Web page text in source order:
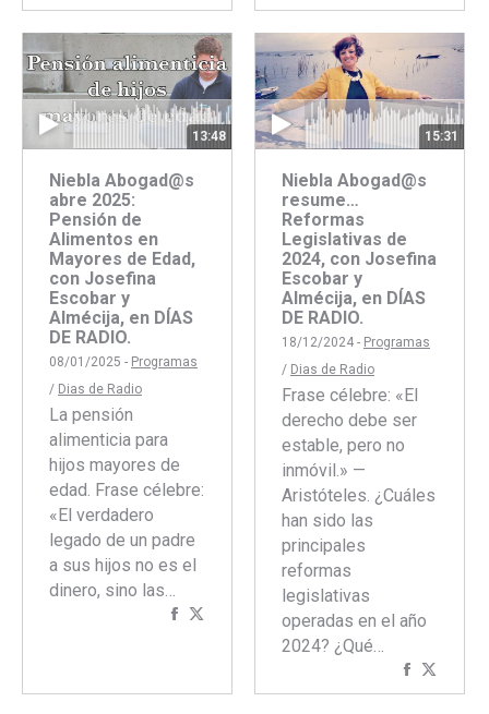
con
Facebook
con
Twitter
13:48
Niebla Abogad@s
abre 2025:
Pensión de
Alimentos en
Mayores de Edad,
con Josefina
Escobar y
Almécija, en DÍAS
DE RADIO.
08/01/2025 - Programas
/ Dias de Radio
La pensión
alimenticia para
hijos mayores de
edad. Frase célebre:
«El verdadero
legado de un padre
a sus hijos no es el
dinero, sino las…
Compartir
15:31
Niebla Abogad@s
resume…
Reformas
Legislativas de
2024, con Josefina
Escobar y
Almécija, en DÍAS
DE RADIO.
18/12/2024 - Programas
/ Dias de Radio
Frase célebre: «El
derecho debe ser
estable, pero no
inmóvil.» —
Aristóteles. ¿Cuáles
han sido las
principales
reformas
legislativas
operadas en el año
2024? ¿Qué…
Compartir
concon